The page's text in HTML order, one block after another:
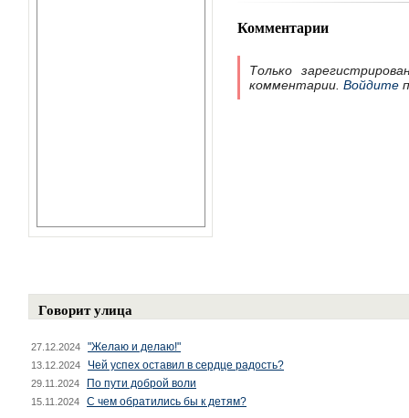
Комментарии
Только
комментарии. Войдите
Говорит улица
27.12.2024 "Желаю и делаю!"
13.12.2024 Чей успех оставил в сердце радость?
29.11.2024 По пути доброй воли
15.11.2024 С чем обратились бы к детям?